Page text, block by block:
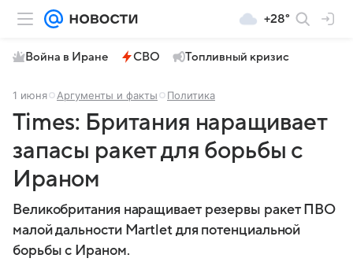
+28°
Война в Иране СВО Топливный кризис
1 июня Аргументы и факты Политика
Times: Британия наращивает
запасы ракет для борьбы с
Ираном
Великобритания наращивает резервы ракет ПВО
малой дальности Martlet для потенциальной
борьбы с Ираном.